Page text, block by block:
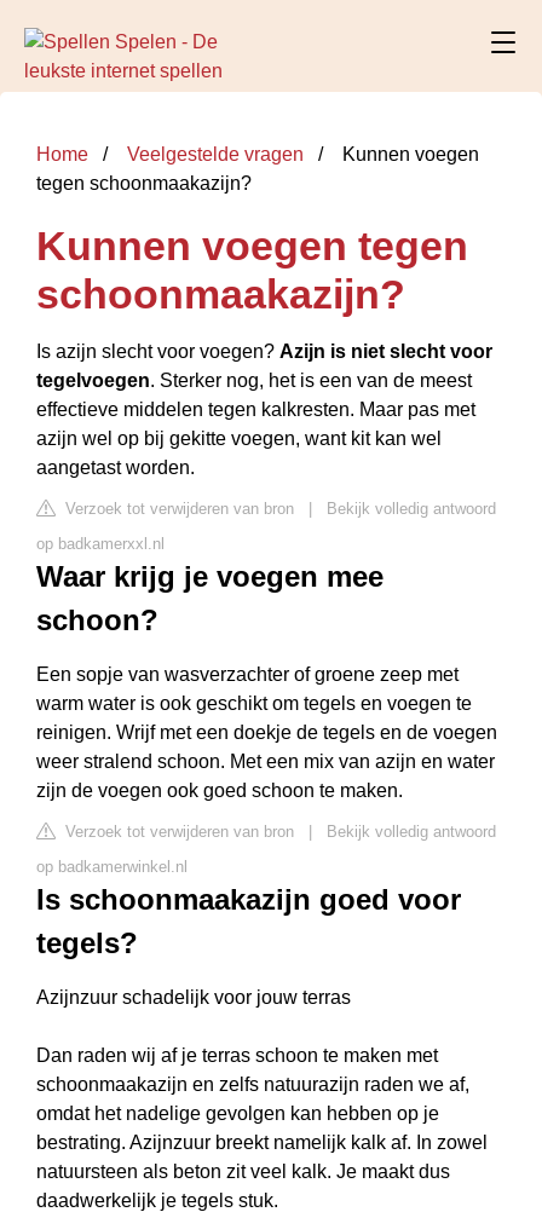
Home Veelgestelde vragen
Kunnen voegen
tegen schoonmaakazijn?
Kunnen voegen tegen
schoonmaakazijn?
Is azijn slecht voor voegen? Azijn is niet slecht voor
tegelvoegen. Sterker nog, het is een van de meest
effectieve middelen tegen kalkresten. Maar pas met
azijn wel op bij gekitte voegen, want kit kan wel
aangetast worden.
Verzoek tot verwijderen van bron
Bekijk volledig antwoord
op badkamerxxl.nl
Waar krijg je voegen mee
schoon?
Een sopje van wasverzachter of groene zeep met
warm water is ook geschikt om tegels en voegen te
reinigen. Wrijf met een doekje de tegels en de voegen
weer stralend schoon. Met een mix van azijn en water
zijn de voegen ook goed schoon te maken.
Verzoek tot verwijderen van bron
Bekijk volledig antwoord
op badkamerwinkel.nl
Is schoonmaakazijn goed voor
tegels?
Azijnzuur schadelijk voor jouw terras
Dan raden wij af je terras schoon te maken met
schoonmaakazijn en zelfs natuurazijn raden we af,
omdat het nadelige gevolgen kan hebben op je
bestrating. Azijnzuur breekt namelijk kalk af. In zowel
natuursteen als beton zit veel kalk. Je maakt dus
daadwerkelijk je tegels stuk.